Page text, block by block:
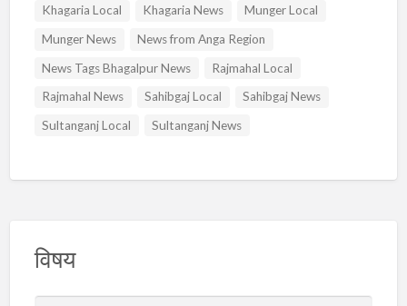
Khagaria Local
Khagaria News
Munger Local
Munger News
News from Anga Region
News Tags Bhagalpur News
Rajmahal Local
Rajmahal News
Sahibgaj Local
Sahibgaj News
Sultanganj Local
Sultanganj News
विषय